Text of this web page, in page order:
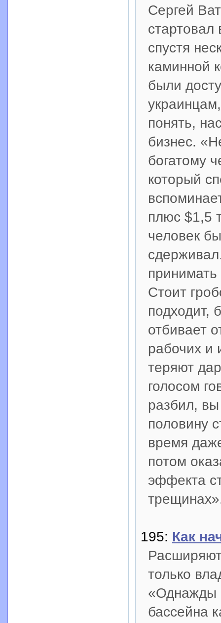
Сергей
спустя
каминной
были
понять,
бизнес.
богатому
который
плюс $1,5
человек
Стоит
подходит,
отбивает
рабочих и
теряют
голосом
разбил,
половину
время
потом
эффекта
195: Как
только
«Однажды
бассейна